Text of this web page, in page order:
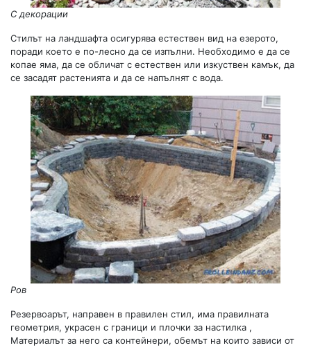
С декорации
Стилът на ландшафта осигурява естествен вид на езерото,
поради което е по-лесно да се изпълни. Необходимо е да се
копае яма, да се обличат с естествен или изкуствен камък, да
се засадят растенията и да се напълнят с вода.
Ров
Резервоарът, направен в правилен стил, има правилната
геометрия, украсен с граници и плочки за настилка ,
Материалът за него са контейнери, обемът на които зависи от